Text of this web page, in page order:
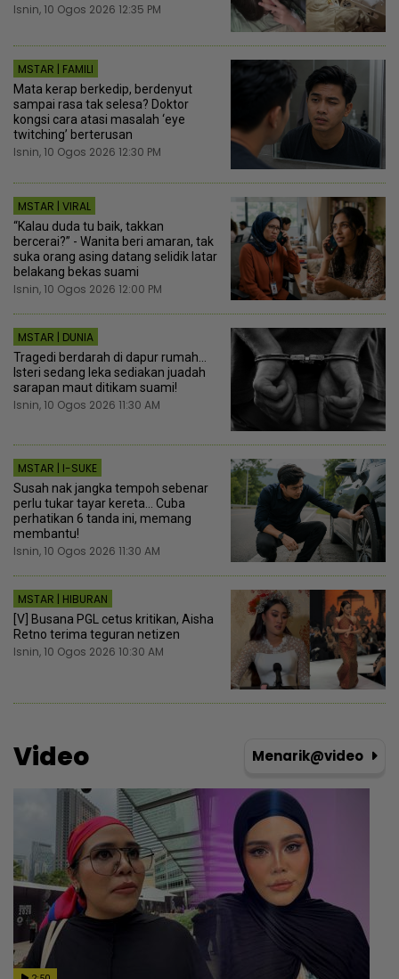
Isnin, 10 Ogos 2026 12:35 PM
MSTAR | FAMILI
Mata kerap berkedip, berdenyut
sampai rasa tak selesa? Doktor
kongsi cara atasi masalah ‘eye
twitching’ berterusan
Isnin, 10 Ogos 2026 12:30 PM
MSTAR | VIRAL
“Kalau duda tu baik, takkan
bercerai?” - Wanita beri amaran, tak
suka orang asing datang selidik latar
belakang bekas suami
Isnin, 10 Ogos 2026 12:00 PM
MSTAR | DUNIA
Tragedi berdarah di dapur rumah...
Isteri sedang leka sediakan juadah
sarapan maut ditikam suami!
Isnin, 10 Ogos 2026 11:30 AM
MSTAR | I-SUKE
Susah nak jangka tempoh sebenar
perlu tukar tayar kereta... Cuba
perhatikan 6 tanda ini, memang
membantu!
Isnin, 10 Ogos 2026 11:30 AM
MSTAR | HIBURAN
[V] Busana PGL cetus kritikan, Aisha
Retno terima teguran netizen
Isnin, 10 Ogos 2026 10:30 AM
Video Menarik@video